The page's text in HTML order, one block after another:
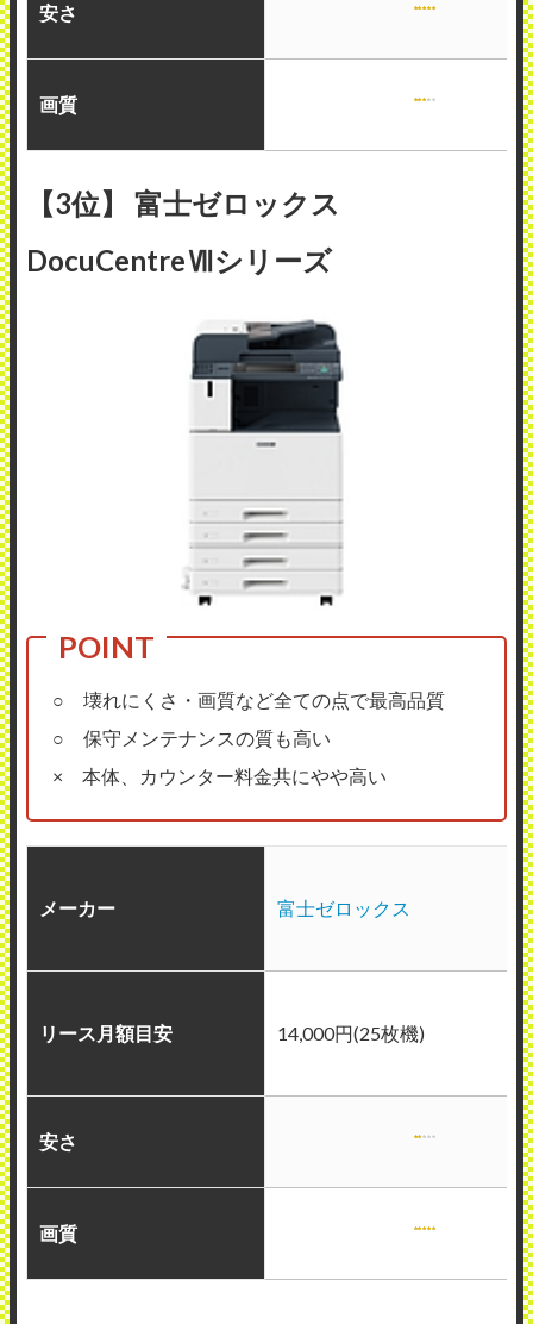
安さ
画質
【3位】 富士ゼロックス
DocuCentreⅦシリーズ
○ 壊れにくさ・画質など全ての点で最高品質
○ 保守メンテナンスの質も高い
× 本体、カウンター料金共にやや高い
メーカー 富士ゼロックス
リース月額目安 14,000円(25枚機)
安さ
画質